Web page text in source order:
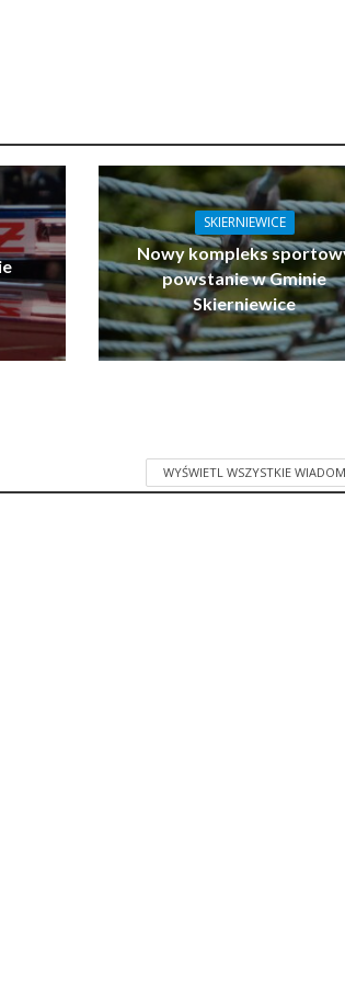
SKIERNIEWICE
Nowy kompleks
powstanie w Gminie
Skierniewice
WYŚWIETL WSZYSTKIE